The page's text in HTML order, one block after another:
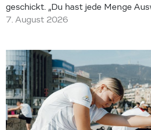
geschickt. „Du hast jede Menge
7. August 2026